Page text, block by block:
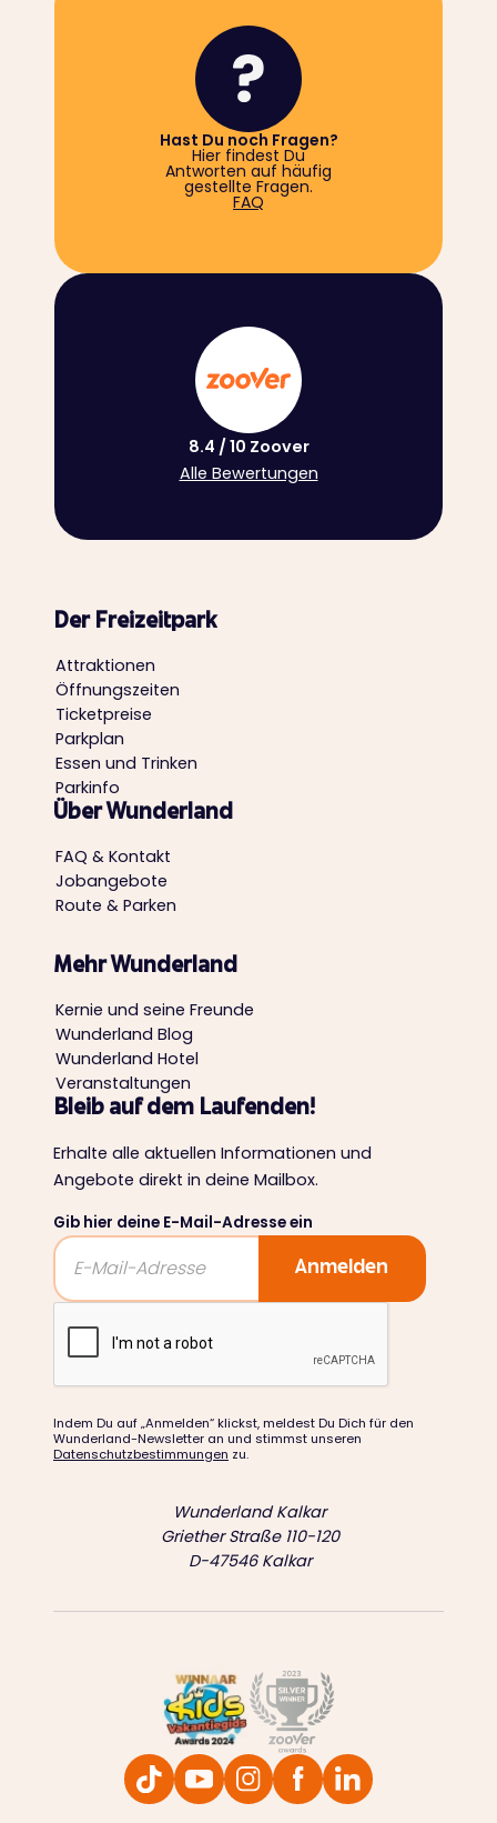
Hast Du noch Fragen?
Hier findest Du
Antworten auf häufig
gestellte Fragen.
FAQ
8.4 / 10 Zoover
Alle Bewertungen
Der Freizeitpark
Attraktionen
Öffnungszeiten
Ticketpreise
Parkplan
Essen und Trinken
Parkinfo
Über Wunderland
FAQ & Kontakt
Jobangebote
Route & Parken
Mehr Wunderland
Kernie und seine Freunde
Wunderland Blog
Wunderland Hotel
Veranstaltungen
Bleib auf dem Laufenden!
Erhalte alle aktuellen Informationen und
Angebote direkt in deine Mailbox.
Gib hier deine E-Mail-Adresse ein
Indem Du auf „Anmelden“ klickst, meldest Du Dich für den
Wunderland-Newsletter an und stimmst unseren
Datenschutzbestimmungen zu.
Wunderland Kalkar
Griether Straße 110-120
D-47546 Kalkar